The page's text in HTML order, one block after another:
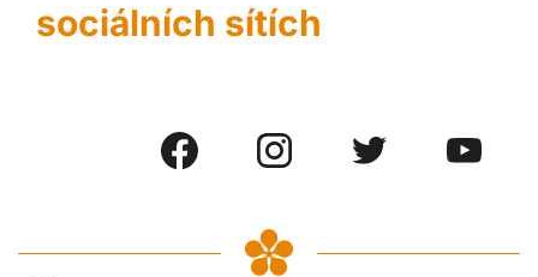
sociálních sítích